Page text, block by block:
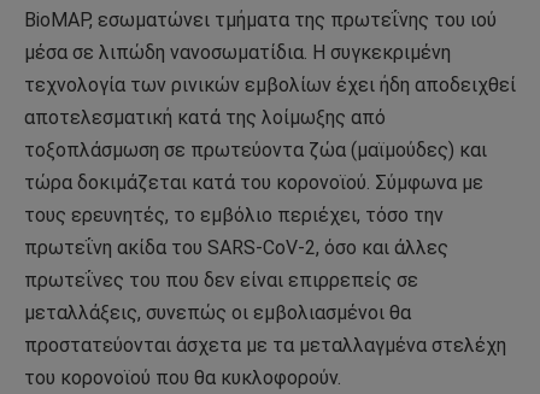
BioMAP, εσωματώνει τμήματα της πρωτεΐνης του ιού
μέσα σε λιπώδη νανοσωματίδια. Η συγκεκριμένη
τεχνολογία των ρινικών εμβολίων έχει ήδη αποδειχθεί
αποτελεσματική κατά της λοίμωξης από
τοξοπλάσμωση σε πρωτεύοντα ζώα (μαϊμούδες) και
τώρα δοκιμάζεται κατά του κορονοϊού. Σύμφωνα με
τους ερευνητές, το εμβόλιο περιέχει, τόσο την
πρωτεΐνη ακίδα του SARS-CoV-2, όσο και άλλες
πρωτεΐνες του που δεν είναι επιρρεπείς σε
μεταλλάξεις, συνεπώς οι εμβολιασμένοι θα
προστατεύονται άσχετα με τα μεταλλαγμένα στελέχη
του κορονοϊού που θα κυκλοφορούν.